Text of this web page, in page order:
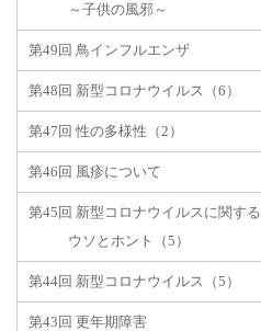
～子供の風邪～
第49回 鳥インフルエンザ
第48回 新型コロナウイルス（6）
第47回 性の多様性（2）
第46回 風疹について
第45回 新型コロナウイルスに関する
ウソとホント（5）
第44回 新型コロナウイルス（5）
第43回 更年期障害